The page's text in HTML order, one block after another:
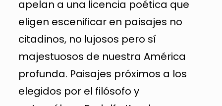
apelan a una licencia poética que
eligen escenificar en paisajes no
citadinos, no lujosos pero sí
majestuosos de nuestra América
profunda. Paisajes próximos a los
elegidos por el filósofo y